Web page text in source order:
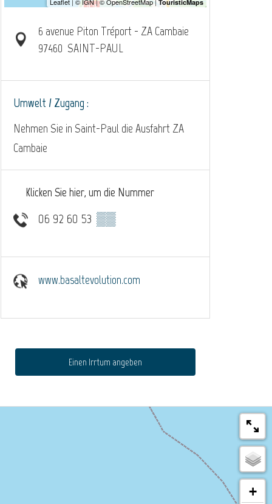
6 avenue Piton Tréport - ZA Cambaie
97460 SAINT-PAUL
Umwelt / Zugang :
Nehmen Sie in Saint-Paul die Ausfahrt ZA
Cambaie
Klicken Sie hier, um die Nummer
06 92 60 53 ▒▒
www.basaltevolution.com
Einen Irrtum angeben
+